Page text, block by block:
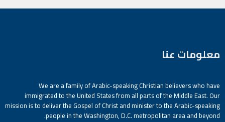
معلومات عنا
We are a family of Arabic-speaking Christian believers who have
immigrated to the United States from all parts of the Middle East. Our
mission is to deliver the Gospel of Christ and minister to the Arabic-speaking
people in the Washington, D.C. metropolitan area and beyond.